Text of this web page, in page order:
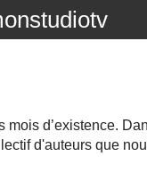
d’existence.
d'auteurs que